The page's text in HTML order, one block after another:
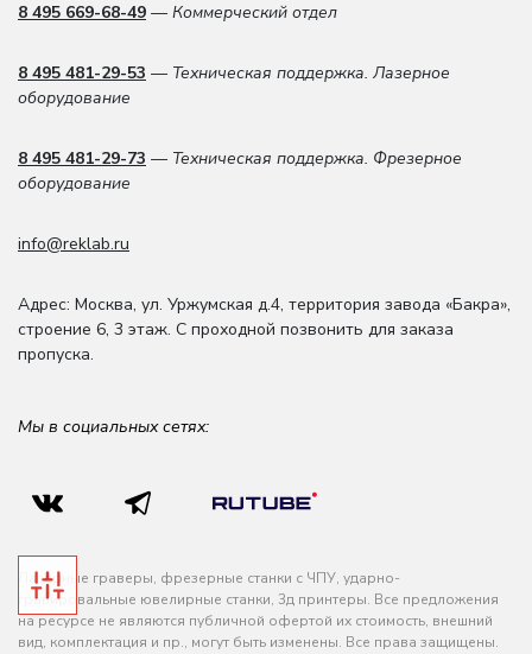
8 495 669-68-49 — Коммерческий отдел
8 495 481-29-53 — Техническая поддержка. Лазерное
оборудование
8 495 481-29-73 — Техническая поддержка. Фрезерное
оборудование
info@reklab.ru
Адрес: Москва, ул. Уржумская д.4, территория завода «Бакра»,
строение 6, 3 этаж. С проходной позвонить для заказа
пропуска.
Мы в социальных сетях:
Лазерные граверы, фрезерные станки с ЧПУ, ударно-
гравировальные ювелирные станки, 3д принтеры. Все предложения
на ресурсе не являются публичной офертой их стоимость, внешний
вид, комплектация и пр., могут быть изменены. Все права защищены.